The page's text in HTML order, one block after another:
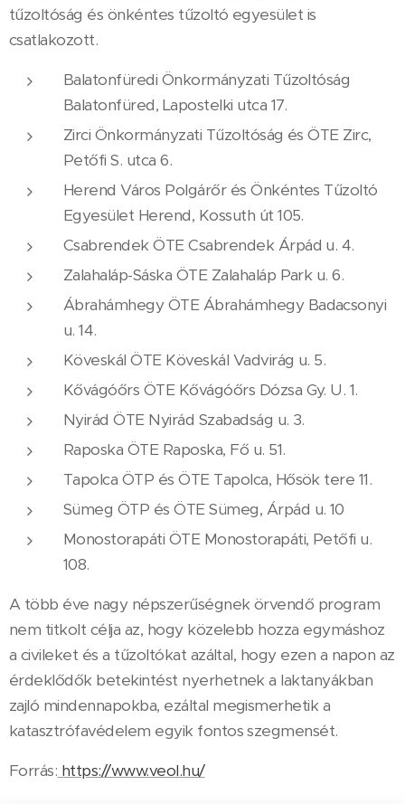
tűzoltóság és önkéntes tűzoltó egyesület is
csatlakozott.
Balatonfüredi Önkormányzati Tűzoltóság
Balatonfüred, Lapostelki utca 17.
Zirci Önkormányzati Tűzoltóság és ÖTE Zirc,
Petőfi S. utca 6.
Herend Város Polgárőr és Önkéntes Tűzoltó
Egyesület Herend, Kossuth út 105.
Csabrendek ÖTE Csabrendek Árpád u. 4.
Zalahaláp-Sáska ÖTE Zalahaláp Park u. 6.
Ábrahámhegy ÖTE Ábrahámhegy Badacsonyi
u. 14.
Köveskál ÖTE Köveskál Vadvirág u. 5.
Kővágóőrs ÖTE Kővágóőrs Dózsa Gy. U. 1.
Nyirád ÖTE Nyirád Szabadság u. 3.
Raposka ÖTE Raposka, Fő u. 51.
Tapolca ÖTP és ÖTE Tapolca, Hősök tere 11.
Sümeg ÖTP és ÖTE Sümeg, Árpád u. 10
Monostorapáti ÖTE Monostorapáti, Petőfi u.
108.
A több éve nagy népszerűségnek örvendő program
nem titkolt célja az, hogy közelebb hozza egymáshoz
a civileket és a tűzoltókat azáltal, hogy ezen a napon az
érdeklődők betekintést nyerhetnek a laktanyákban
zajló mindennapokba, ezáltal megismerhetik a
katasztrófavédelem egyik fontos szegmensét.
Forrás: https://www.veol.hu/